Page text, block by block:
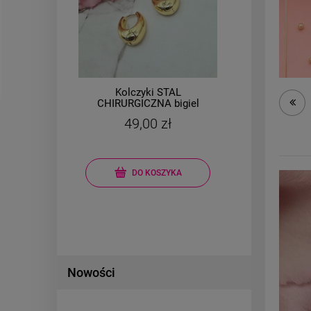
Kolczyki STAL
CHIRURGICZNA bigiel
49,00 zł
DO KOSZYKA
Nowości